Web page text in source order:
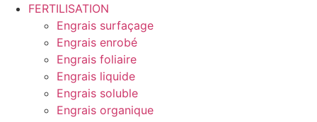
FERTILISATION
Engrais surfaçage
Engrais enrobé
Engrais foliaire
Engrais liquide
Engrais soluble
Engrais organique